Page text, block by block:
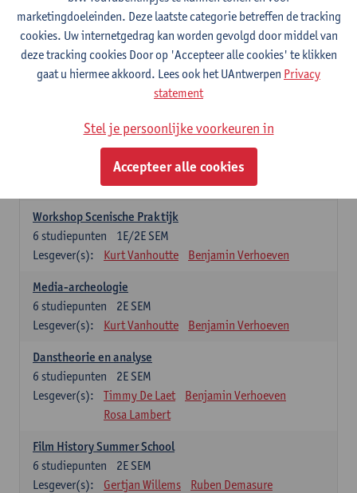
praktijkgeoriënteerde opleidingsonderdelen. Er kan maar 1 stage-
onderdeel opgenomen worden
Professionele Stage
1E/2E SEM
6studiepunten
Benjamin Verhoeven
Wetenschappelijke Stage
1E/2E SEM
studiepunten
Kurt Vanhoutte
Gertjan Willems
Benjamin Verhoeven
Workshop Scenische Praktijk
1E/2E SEM
6 studiepunten
Lesgever(s):
Kurt Vanhoutte Benjamin Verhoeven
Media-archeologie
2E SEM
6 studiepunten
Lesgever(s):
Kurt Vanhoutte Benjamin Verhoeven
Danstheorie en analyse
2E SEM
6 studiepunten
Lesgever(s):
Timmy De Laet
Benjamin Verhoeven
Rosa Lambert
Film History Summer School
2E SEM
6 studiepunten
Lesgever(s):
Gertjan Willems
Ruben Demasure
marketingdoeleinden. Deze laatste categorie betreffen de tracking
cookies. Uw internetgedrag kan worden gevolgd door middel van
deze tracking cookies Door op 'Accepteer alle cookies' te klikken
gaat u hiermee akkoord. Lees ook het UAntwerpen Privacy
statement
Stel je persoonlijke voorkeuren in
Accepteer alle cookies